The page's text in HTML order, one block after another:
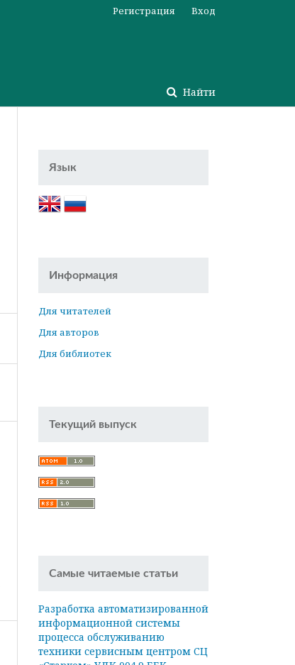
Найти
Регистрация Вход
Язык
Информация
Для читателей
Для авторов
Для библиотек
Текущий выпуск
Самые читаемые статьи
Разработка автоматизированной
информационной системы
процесса обслуживанию
техники сервисным центром СЦ